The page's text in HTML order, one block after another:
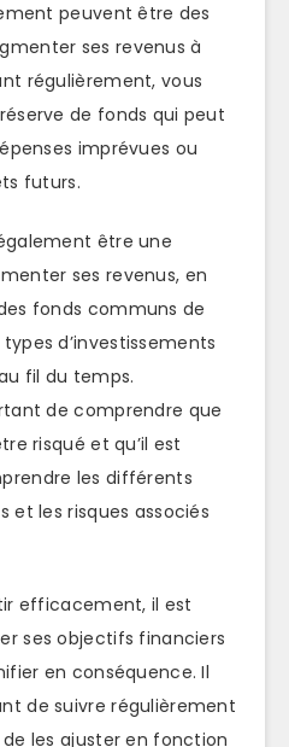
peuvent être des
ses revenus à
régulièrement, vous
de fonds qui peut
imprévues ou
futurs.
être une
ses revenus, en
fonds communs de
d’investissements
fil du temps.
de comprendre que
risqué et qu’il est
les différents
et les risques associés
efficacement, il est
ses objectifs financiers
en conséquence. Il
de suivre régulièrement
les ajuster en fonction